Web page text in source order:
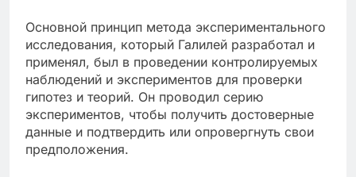
Основной принцип метода экспериментального
исследования, который Галилей разработал и
применял, был в проведении контролируемых
наблюдений и экспериментов для проверки
гипотез и теорий. Он проводил серию
экспериментов, чтобы получить достоверные
данные и подтвердить или опровергнуть свои
предположения.